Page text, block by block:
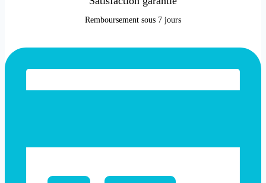
Remboursement sous 7 jours